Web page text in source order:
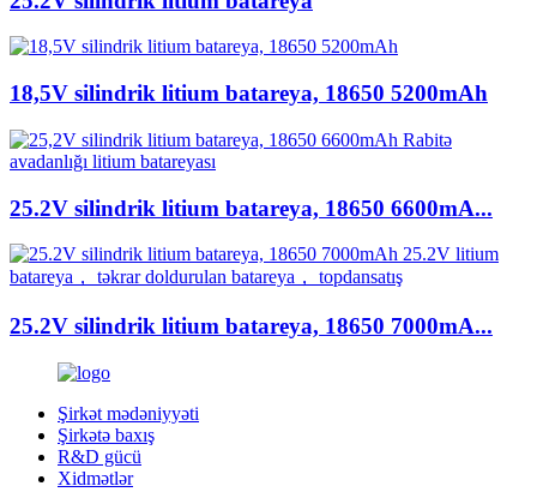
18,5V silindrik litium batareya, 18650 5200mAh
25.2V silindrik litium batareya, 18650 6600mA...
25.2V silindrik litium batareya, 18650 7000mA...
Şirkət mədəniyyəti
Şirkətə baxış
R&D gücü
Xidmətlər